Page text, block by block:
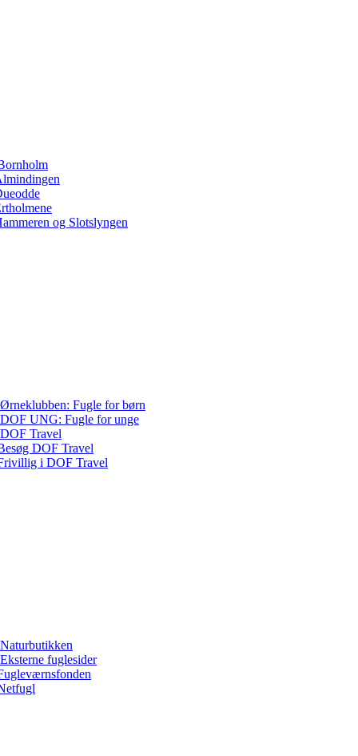
og Slotslyngen
Ørneklubben: Fugle for børn
DOF UNG: Fugle for unge
DOF Travel
DOF Travel
i DOF Travel
Naturbutikken
Eksterne fuglesider